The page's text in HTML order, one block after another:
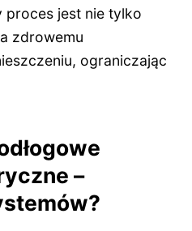
proces jest nie tylko
zdrowemu
ograniczając
–